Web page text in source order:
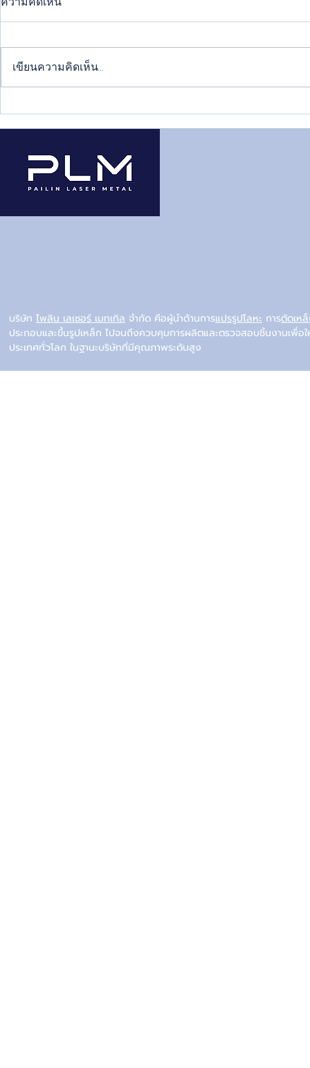
วิธีพ่นสีพาวเดอร์โค้ทที่ถูกต้อง
ทำให้สีติดทนยาวนาน
แนวเชื่อมเ
อะไรบ้าง แ
เขียนความคิดเห็น…
บริษัท ไพลิน เลเซอร์ เมทเทิล จำกัด คือผู้นำด้านการแปรรูปโลหะ การตัดเห
ประกอบและขึ้นรูปเหล็ก ไปจนถึงควบคุมการผลิตและตรวจสอบชิ้นงานเพื่
ประเทศทั่วโลก ในฐานะบริษัทที่มีคุณภาพระดับสูง